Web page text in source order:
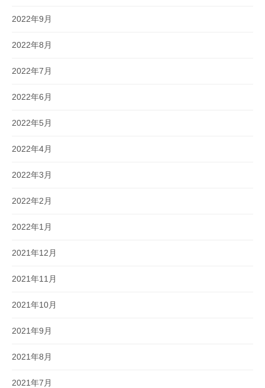
2022年9月
2022年8月
2022年7月
2022年6月
2022年5月
2022年4月
2022年3月
2022年2月
2022年1月
2021年12月
2021年11月
2021年10月
2021年9月
2021年8月
2021年7月